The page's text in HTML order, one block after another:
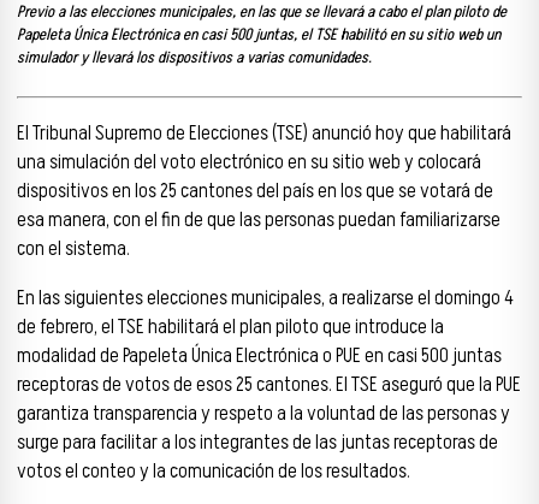
Previo a las elecciones municipales, en las que se llevará a cabo el plan piloto de
Papeleta Única Electrónica en casi 500 juntas, el TSE habilitó en su sitio web un
simulador y llevará los dispositivos a varias comunidades.
El Tribunal Supremo de Elecciones (TSE) anunció hoy que habilitará
una simulación del voto electrónico en su sitio web y colocará
dispositivos en los 25 cantones del país en los que se votará de
esa manera, con el fin de que las personas puedan familiarizarse
con el sistema.
En las siguientes elecciones municipales, a realizarse el domingo 4
de febrero, el TSE habilitará el plan piloto que introduce la
modalidad de Papeleta Única Electrónica o PUE en casi 500 juntas
receptoras de votos de esos 25 cantones. El TSE aseguró que la PUE
garantiza transparencia y respeto a la voluntad de las personas y
surge para facilitar a los integrantes de las juntas receptoras de
votos el conteo y la comunicación de los resultados.